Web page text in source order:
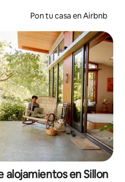
Pon tu casa en Airbnb
alojamientos en Sillon